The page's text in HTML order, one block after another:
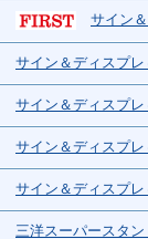
サイン
サイン＆ディスプ
サイン＆ディスプ
サイン＆ディスプ
サイン＆ディスプ
三洋スーパースタン